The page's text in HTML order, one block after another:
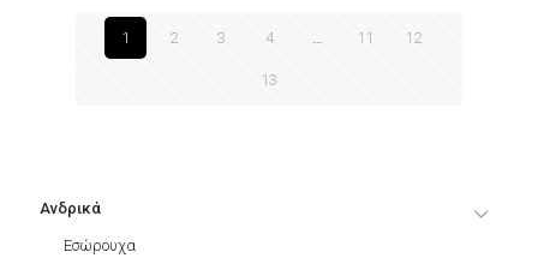
1 2 3 4 … 11 12
13
Ανδρικά
Εσώρουχα